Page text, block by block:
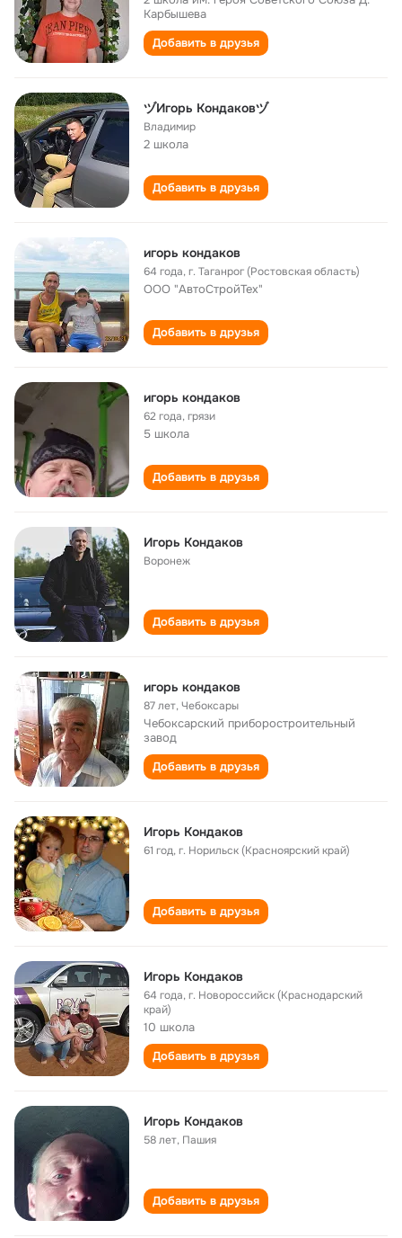
Карбышева
Добавить в друзья
ヅИгорь Кондаковヅ
Владимир
2 школа
Добавить в друзья
игорь кондаков
64 года,г. Таганрог (Ростовская область)
ООО "АвтоСтройТех"
Добавить в друзья
игорь кондаков
62 года,грязи
5 школа
Добавить в друзья
Игорь Кондаков
Воронеж
Добавить в друзья
игорь кондаков
87 лет,Чебоксары
Чебоксарский приборостроительный
завод
Добавить в друзья
Игорь Кондаков
61 год,г. Норильск (Красноярский край)
Добавить в друзья
Игорь Кондаков
64 года,г. Новороссийск (Краснодарский
край)
10 школа
Добавить в друзья
Игорь Кондаков
58 лет, Пашия
Добавить в друзья